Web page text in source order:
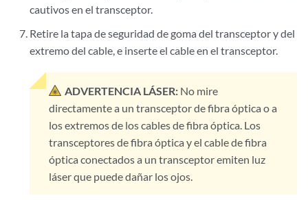
cautivos en el transceptor.
Retire la tapa de seguridad de goma del transceptor y del
extremo del cable, e inserte el cable en el transceptor.
ADVERTENCIA LÁSER: No mire
directamente a un transceptor de fibra óptica o a
los extremos de los cables de fibra óptica. Los
transceptores de fibra óptica y el cable de fibra
óptica conectados a un transceptor emiten luz
láser que puede dañar los ojos.